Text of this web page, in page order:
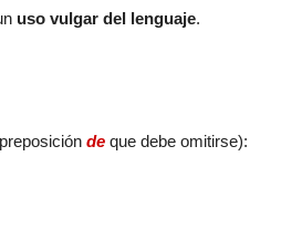
uso vulgar del lenguaje.
de que debe omitirse):